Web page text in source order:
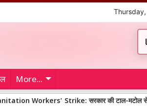
More...
Strike: सरकार की टाल-मटोल से नाराज सफाई